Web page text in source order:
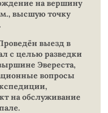
на вершину
м., высшую точку
выезд в
с целью разведки
Эвереста,
вопросы
на обслуживание